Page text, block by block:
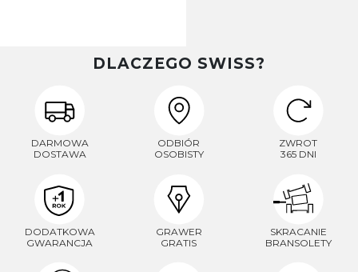
DLACZEGO SWISS?
DARMOWA
DOSTAWA
ODBIÓR
OSOBISTY
ZWROT
365 DNI
DODATKOWA
GWARANCJA
GRAWER
GRATIS
SKRACANIE
BRANSOLETY